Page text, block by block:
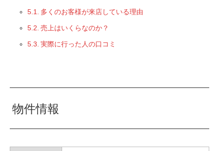
多くのお客様が来店している理由
売上はいくらなのか？
実際に行った人の口コミ
物件情報